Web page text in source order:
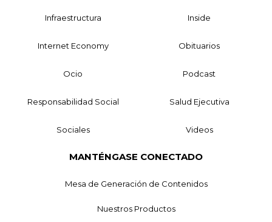
Infraestructura Inside
Internet Economy Obituarios
Ocio Podcast
Responsabilidad Social Salud Ejecutiva
Sociales Videos
MANTÉNGASE CONECTADO
Mesa de Generación de Contenidos
Nuestros Productos